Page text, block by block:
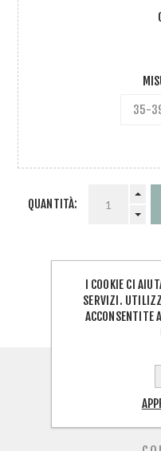
35-
QUANTITÀ:
I COOKIE CI
SERVIZI.
ACCONSENTITE